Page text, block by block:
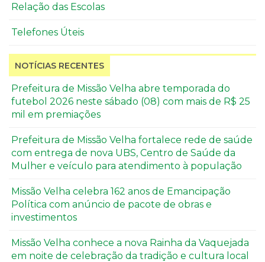
Relação das Escolas
Telefones Úteis
NOTÍCIAS RECENTES
Prefeitura de Missão Velha abre temporada do
futebol 2026 neste sábado (08) com mais de R$ 25
mil em premiações
Prefeitura de Missão Velha fortalece rede de saúde
com entrega de nova UBS, Centro de Saúde da
Mulher e veículo para atendimento à população
Missão Velha celebra 162 anos de Emancipação
Política com anúncio de pacote de obras e
investimentos
Missão Velha conhece a nova Rainha da Vaquejada
em noite de celebração da tradição e cultura local